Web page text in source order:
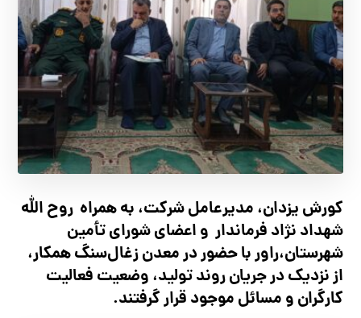
کورش یزدان، مدیرعامل شرکت، به همراه روح الله
شهداد نژاد فرماندار و اعضای شورای تأ‌مین
شهرستان،راور با حضور در معدن زغال‌سنگ همکار،
از نزدیک در جریان روند تولید، وضعیت فعالیت
کارگران و مسائل موجود قرار گرفتند.